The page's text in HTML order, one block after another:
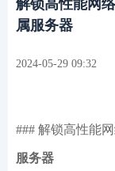
解锁高性能网
属服务器
2024-05-29 09:32
### 解锁高性能
服务器